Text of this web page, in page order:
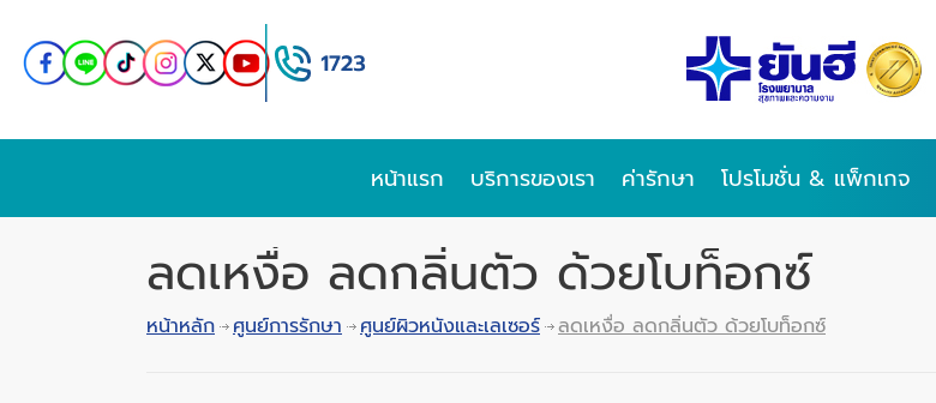
หน้าแรก บริการของเรา ค่ารักษา โปรโมชั่น & แพ็กเกจ
ลดเหงื่อ ลดกลิ่นตัว ด้วยโบท็อกซ์
หน้าหลัก ศูนย์การรักษา ศูนย์ผิวหนังและเลเซอร์ ลดเหงื่อ ลดกลิ่นตัว ด้วยโบท็อกซ์